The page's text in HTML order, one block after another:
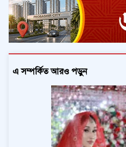
এ সম্পর্কিত আরও পড়ুন